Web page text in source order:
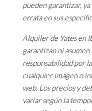
pueden garantizar,
errata en sus
Alquiler de Yates en
garantizan ni
responsabilidad por
cualquier imagen o
web. Los precios y
variar según la